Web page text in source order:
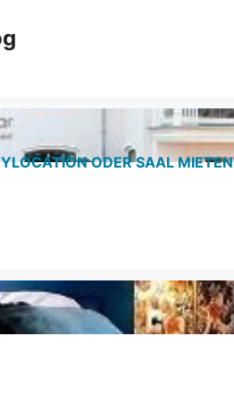
ODER SAAL MIETEN